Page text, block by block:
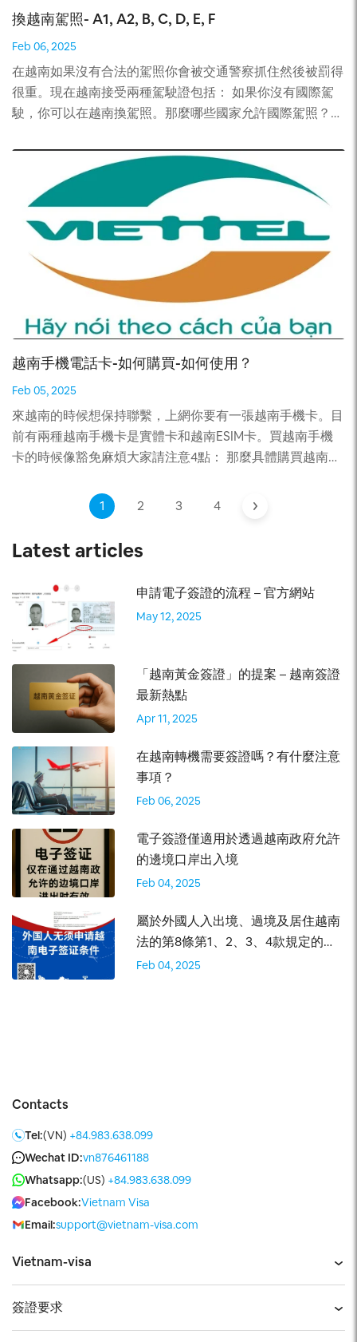
於或低於越南大使館簽證的費用。但由於沒有其他費用（差
旅費、休息日費用），越南落地簽證的費用肯定會更低。 5.
越南最後一刻簽證及落地簽證 在越南大使館申請越南簽證
或電子簽證需要時間，通常需要 3 個工作日。所以，如果你
的航班只提前幾個小時，那麼你就無法通過這些方式獲得簽
失。 但使用落地簽證，您只需2個工作小時即可獲得簽證批
准函，從而避免您的旅程被毀掉。 以下是獲得越南落地簽
證的 5 個最突出的優勢。您還發現其他的嗎，請與我們分
享。 即時：目前，當您在谷歌上搜索越南簽證或在線越南
簽證時，您將獲得數百個越南簽證中心的結果。然後您可能
會困惑哪個是值得信賴的。如果是這樣，請參考以下 5 個標
準來確定可靠的越南簽證中心。
不超過01公升的酒瓶、酒罐、酒壺（以下簡稱為酒瓶），則
可享受免稅。超過01公升的，則超出部分按法律規定繳稅。
b)香煙：200根或煙草：250克或雪茄：20根； c)數量、種
類與出入境目的相符的個人物品； d)總價值不超過1000萬
越南盾的其他物品（本款a、b、c點所規定的物品以外）
（不在禁止進口、暫停進口或限制進口的物品清單範圍
享受免稅的物品。 ” 據此，你列出的所有物品均在上述d點
所規定的物品範圍內，但有一些屬於限制進口的物品。對於
藥類物品，海關機關有可能不讓你攜帶入境。 至於被徵稅
物品的確定，則需要根據你攜帶回國的物品價值，大於
1000萬越南盾的，你可從攜帶回國的物品中選出享受免稅
的物品。 👉下載2023越南入境的攜帶物品政策 4. 越南簽證
服務網站 5. 入境越南時要不要給小費 按照越南入境政策無
論從航空口岸或陸路口岸入、出境越南，都不要向當地公職
人員支付“小費”。 6. 在越南轉機要不要申請簽證? 參閱此文
章： 在越南轉機需要簽證嗎？有什麼注意事項？ TEL/Zalo:
+84 876461188 微信公眾號： vn876461188 – 中越旅遊橋
樑 網站： https://www.vietnam-visa.com/zh-hans/
FACEBOOK: VietNam-Visa 幫助中國人的一切
換越南駕照- A1, A2, B, C, D, E, F
Feb 06, 2025
在越南如果沒有合法的駕照你會被交通警察抓住然後被罰得
很重。現在越南接受兩種駕駛證包括： 如果你沒有國際駕
駛，你可以在越南換駕照。那麼哪些國家允許國際駕照？如
南沒有駕照將發生什麼麻煩？此文章會一切指導你。 哪些
國家允許國際駕照？ 67 個國家是 1968 年公約的簽署國。
一些國家不是 1968 年公約的簽署國，而是遵守 1949 年日
內瓦公約，例如澳大利亞、中國、日本、馬來西亞、加拿
大、美國和英國。居住在未列入 1968 年公約的國家的公民
即使有 IDP 也不能在越南開車。 您可以使用當地的駕駛執
照，但這取決於您所在的國家/地區。如果外國遊客的祖國
是 1968 年關於 IDP 的道路交通公約的簽署國之一，則外國
遊客可以使用 IDP。如果您有 1968 年 IDP，您可以購買一
份涵蓋您駕駛汽車或摩托車的保險。只是不要忘記隨身攜帶
您當地的駕駛執照。恭喜你，你是越南的合法司機！ 持有
美國駕照可以在越南開車嗎？ 不允許在沒有執照的情況下
駛許可證才能合法前往該國任何地方。如果您想知道如何在
越南獲得駕駛執照，請訪問我們的申請頁面並選擇適合您的
IDP 套餐。國際駕照申請簡單明了。 在越南沒有駕照開車是
有效的駕駛執照。您必須擁有國際駕照才能合法地在越南各
時擁有當地許可證和 IDP。 如何在越南獲得國際駕駛執照？
您詢問如何以電子版和印刷版的形式在越南獲得國際駕駛執
照，您可以在此處查看我們的申請頁面。購買 IDP 後，您可
以在兩個小時後快速獲得數字副本。至於印刷版，如果您住
在美國境內，則可以在 15 天后獲得 IDP，如果您住在美國
境外，則可以在一個月之後獲得 IDP。 在修訂後的 1968 年
道路交通公約中，IDP 的有效期應僅為三年或更短。您可以
根據您的目的和在越南逗留的時間來選擇。如果您計劃在未
來三年內再次前往越南，那麼適合您的 IDP 申請包是自簽發
之日起有效期為三年的 IDP。但是，如果您計劃僅去越南
90 天或更短時間，選擇有效期為一年的 IDP 是一個實際的
選擇。 誰可以在越南換駕照？ 如果你沒有國際駕駛，你也
不用擔心，你可以換越南駕照。根據越南法律，具體在
2017年12號通知的第三十七條第五款規定，允許進行駕駛
證更換的對象包括 （為了方便大家把握相關規定，關鍵的
地方，小編附上越南語原文，下同。） 如此，只要你的家
屬符合以上條件之一，就可以更換越南駕駛證。 […]
越南手機電話卡-如何購買-如何使用？
Feb 05, 2025
來越南的時候想保持聯繫，上網你要有一張越南手機卡。目
前有兩種越南手機卡是實體卡和越南ESIM卡。買越南手機
卡的時候像豁免麻煩大家請注意4點： 那麼具體購買越南手
少錢一張？現在請你們跟Vietnam-visa.com一起了解。 1.
中國手機卡開通漫遊費用多少？ 如果您進入越南離中國一
段距離你的中國手機卡就沒有信號了。如果你的手機卡開通
了國際漫遊業務，到越南也可以正常接收短信，打電話，但
是費用較高。如果你的手機卡在國內開通了國際漫遊，費用
大概為直播3.99元/分、拔國內5.99元/分、短信1.99元/條左
右，具體諮詢中國移動、聯通、電信營業廳。 所以去越南
以前，推薦你選擇購買一個合適的越南手機卡。 2. 越南手
機卡的各種類: Viettel, Vinaphone, Mobifone 外國人目前
可以購買越南手機卡 – Vietnam Travel Sim是專門為外國遊
客、外國商務來到越南想使用電話在國內和國際的產品，有
短期有效的手機卡， 帶有 在越南想使用 3G 和 4G 互聯網
大家可以選擇三家最大的運營商品牌之一如下：
Vinaphone 介紹VinaPhone屬於越南郵電集團（VNPT）
VNPT VinaPhone 擁有超過 15,000 名銷售人員和超過
103,000 個營業點的業務網絡，遍布 63 個城市和省份，擁
有 100,000 個 BTS 基站（2G/3G/4G）。 網站
http://vinaphone.com.vn/ 價格 內無話費，需要選擇充值
卡充值，該卡僅支持vinaphone手機的製式（gsm,wcdma)
的才能使用，電信手機跟定制機暫不支持使用此卡。卡背後
第二排84開頭的數字即為本機號碼。 激活方式 不用激活，
插卡就能使用 資費詳情：越南全境無漫遊，越南境內全境
接聽免費，越南當地主叫才0.2元人民幣左右/分鐘。打回中
國約1.5元/分鐘，發短信約1元幣/條，越南境內短信約0.2
在那邊買即可，大街上也很多商店買的，有看到掛
買但是一次要購買至少50張才運送給你們。在機場買的話
最大的缺點就是您可能排隊排得很久還有價格都是200000
越南盾以上一張。在大街上買的話沒有服務員會中文不能指
導您安裝。最好是在本網站進行購買但是缺點就是要買至少
50張。 如何充值？ 越南大街小巷掛著VINA PHONE招牌的
都是越南文，如果自己搞不定，把卡拿回酒店，叫前台幫忙
沖一下。如果真的不願意麻煩別人，也可以自己做，首先刮
開密碼，然後輸入100+密碼+# […]
1 2 3 4
Latest articles
申請電子簽證的流程 – 官方網站
May 12, 2025
「越南黃金簽證」的提案 – 越南簽證
最新熱點
Apr 11, 2025
在越南轉機需要簽證嗎？有什麼注意
事項？
Feb 06, 2025
電子簽證僅適用於透過越南政府允許
的邊境口岸出入境
Feb 04, 2025
屬於外國人入出境、過境及居住越南
法的第8條第1、2、3、4款規定的外
國人無須申請越南電子簽證
Feb 04, 2025
Vietnam-visa
簽證要求
Contacts
Tel:(VN) +84.983.638.099
Wechat ID:vn876461188
Whatsapp:(US) +84.983.638.099
Facebook:Vietnam Visa
Email:support@vietnam-visa.com